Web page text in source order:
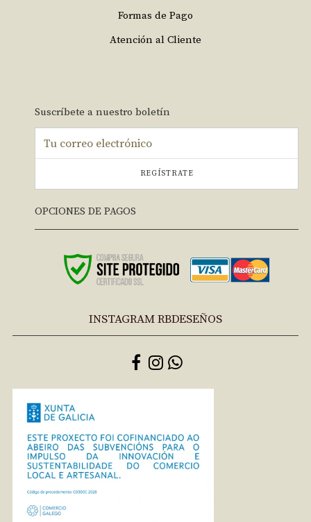
Formas de Pago
Atención al Cliente
Suscríbete a nuestro boletín
REGÍSTRATE
OPCIONES DE PAGOS
INSTAGRAM RBDESEÑOS